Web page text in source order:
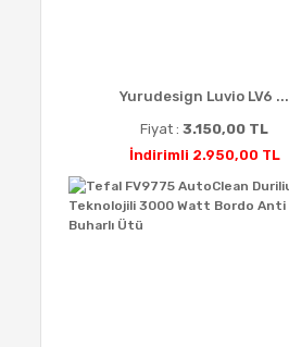
Yurudesign Luvio LV6 ...
Fiyat :3.150,00 TL
İndirimli 2.950,00 TL